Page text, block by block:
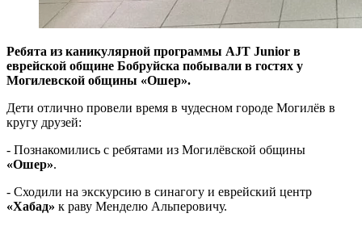
Ребята из каникулярной программы AJT Junior в
еврейской общине Бобруйска побывали в гостях у
Могилевской общины «Ошер».
Дети отлично провели время в чудесном городе Могилёв в
кругу друзей:
- Познакомились с ребятами из Могилёвской общины
«Ошер».
- Сходили на экскурсию в синагогу и еврейский центр
«Хабад» к раву Менделю Альперовичу.